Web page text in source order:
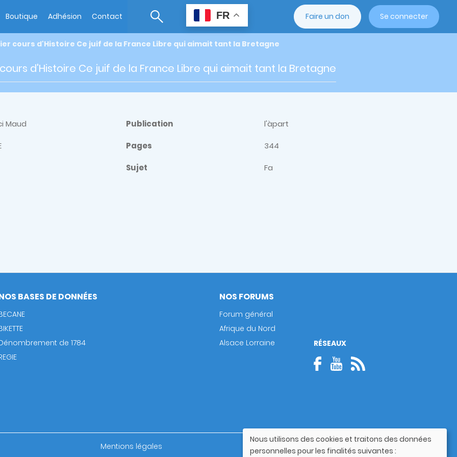
Boutique Adhésion Contact FR Faire un don Se connecter
cours d'Histoire Ce juif de la France Libre qui aimait tant la Bretagne
d'Histoire Ce juif de la France Libre qui aimait tant la Bretagne
Maud Publication l'àpart
Pages 344
Sujet Fa
BASES DE DONNÉES
de 1784
NOS FORUMS
Forum général
Afrique du Nord
Alsace Lorraine
RÉSEAUX
bottom
Mentions légales Guide utilisateur
Utilisation
Nous utilisons des cookies et traitons des données
personnelles pour les finalités suivantes :